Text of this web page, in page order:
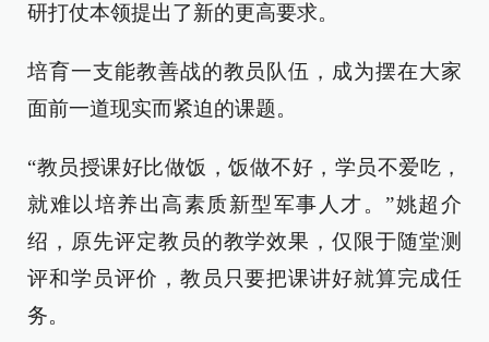
研打仗本领提出了新的更高要求。
培育一支能教善战的教员队伍，成为摆在大家
面前一道现实而紧迫的课题。
“教员授课好比做饭，饭做不好，学员不爱吃，
就难以培养出高素质新型军事人才。”姚超介
绍，原先评定教员的教学效果，仅限于随堂测
评和学员评价，教员只要把课讲好就算完成任
务。